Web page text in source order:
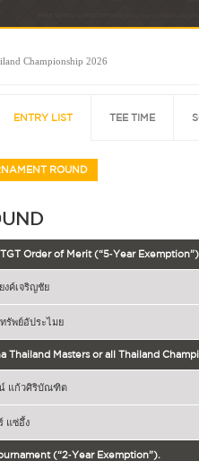
Championship 2026
ENTRY LIST TEE TIME
ROUND
Order of Merit (“5‐Year
งค์เจริญชัย
รัพย์อัประไมย
Thailand Masters or all Thailand
แก้วศิริบัณฑิต
แซ่อึ้ง
(“2‐Year Exemption”).